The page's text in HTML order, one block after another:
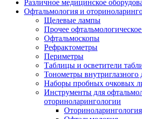
Различное медицинское
Офтальмология и
Щелевые лампы
Прочее
Офтальмоскопы
Рефрактометры
Периметры
Таблицы и осветители
Тонометры внутриглазного
Наборы пробных очковых
Инструменты для
оториноларингологии
Оториноларингология